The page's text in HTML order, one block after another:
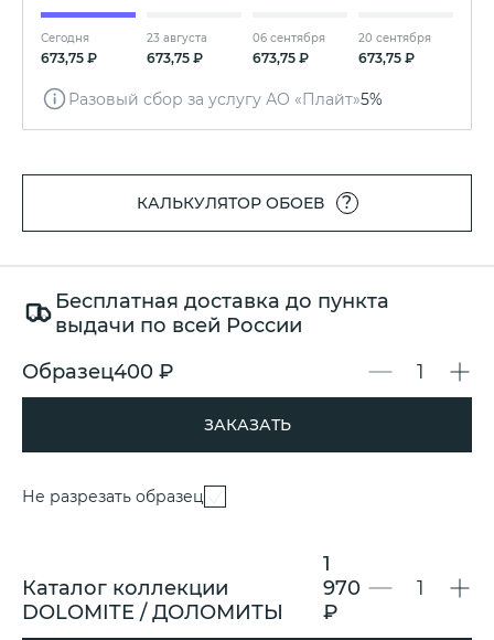
Сегодня
673,75 ₽
23 августа
673,75 ₽
06 сентября
673,75 ₽
20 сентября
673,75 ₽
Разовый сбор за услугу АО «Плайт»5%
КАЛЬКУЛЯТОР ОБОЕВ ?
Бесплатная доставка до пункта
выдачи по всей России
Образец400 ₽
ЗАКАЗАТЬ
Не разрезать образец
Каталог коллекции
DOLOMITE / ДОЛОМИТЫ
1
970
₽